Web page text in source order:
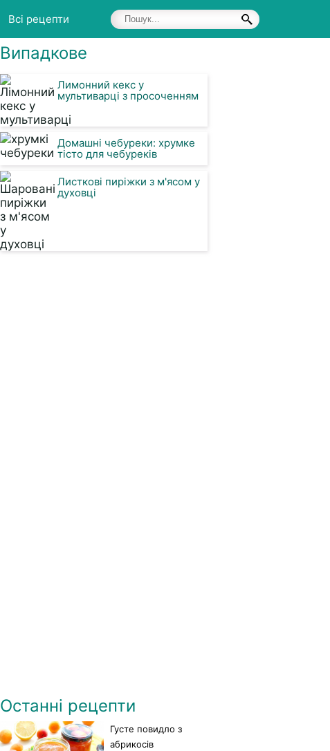
Всі рецепти
Випадкове
Лимонний кекс у
мультиварці з просоченням
Домашні чебуреки: хрумке
тісто для чебуреків
Листкові пиріжки з м'ясом у
духовці
Останні рецепти
Густе повидло з
абрикосів